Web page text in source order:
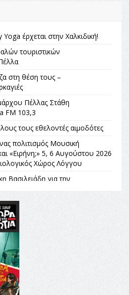
έρχεται στην Χαλκιδική!
τουριστικών
στη θέση τους –
Πέλλας Στάθη
FM 103,3
τους εθελοντές αιμοδότες
πολιτισμός Μουσική
«Ειρήνη;» 5, 6 Αυγούστου 2026
Χώρος Λόγγου
Βασιλειάδη για την
«Σε τέτοιες κορυφαίες
μόνο η ευθύνη απέναντι
ΠΑΟΚ στον δεύτερο γύρο του
στον Κατάλογο Παγκόσμιας
– Ομόφωνη η απόφαση Ο
ως φυσικό και πολιτιστικό
αξίας για την